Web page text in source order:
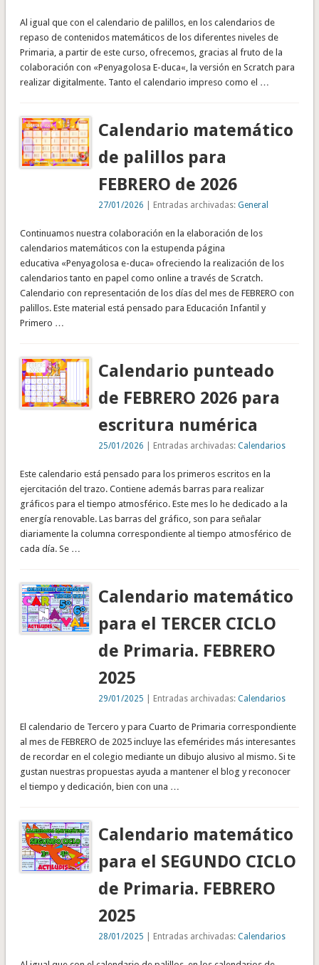
Al igual que con el calendario de palillos, en los calendarios de
repaso de contenidos matemáticos de los diferentes niveles de
Primaria, a partir de este curso, ofrecemos, gracias al fruto de la
colaboración con «Penyagolosa E-duca«, la versión en Scratch para
realizar digitalmente. Tanto el calendario impreso como el …
Calendario matemático
de palillos para
FEBRERO de 2026
27/01/2026 | Entradas archivadas:General
Continuamos nuestra colaboración en la elaboración de los
calendarios matemáticos con la estupenda página
educativa «Penyagolosa e-duca» ofreciendo la realización de los
calendarios tanto en papel como online a través de Scratch.
Calendario con representación de los días del mes de FEBRERO con
palillos. Este material está pensado para Educación Infantil y
Primero …
Calendario punteado
de FEBRERO 2026 para
escritura numérica
25/01/2026 | Entradas archivadas:Calendarios
Este calendario está pensado para los primeros escritos en la
ejercitación del trazo. Contiene además barras para realizar
gráficos para el tiempo atmosférico. Este mes lo he dedicado a la
energía renovable. Las barras del gráfico, son para señalar
diariamente la columna correspondiente al tiempo atmosférico de
cada día. Se …
Calendario matemático
para el TERCER CICLO
de Primaria. FEBRERO
2025
29/01/2025 | Entradas archivadas:Calendarios
El calendario de Tercero y para Cuarto de Primaria correspondiente
al mes de FEBRERO de 2025 incluye las efemérides más interesantes
de recordar en el colegio mediante un dibujo alusivo al mismo. Si te
gustan nuestras propuestas ayuda a mantener el blog y reconocer
el tiempo y dedicación, bien con una …
Calendario matemático
para el SEGUNDO CICLO
de Primaria. FEBRERO
2025
28/01/2025 | Entradas archivadas:Calendarios